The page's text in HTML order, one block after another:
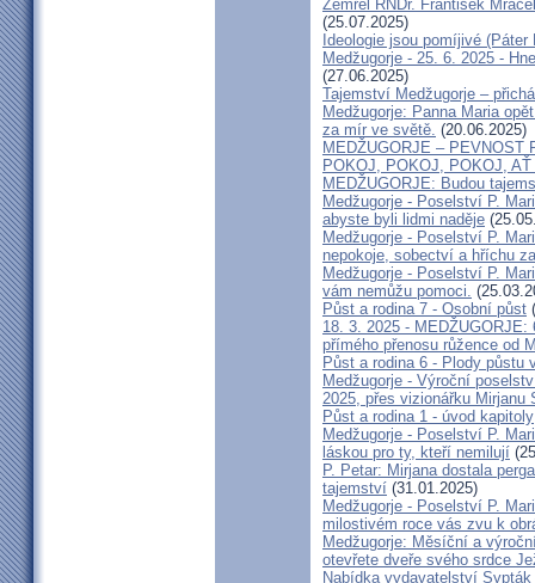
Zemřel RNDr. František
(25.07.2025)
Ideologie jsou pomíjivé
Medžugorje - 25. 6. 2025 -
(27.06.2025)
Tajemství Medžugorje –
Medžugorje: Panna Maria
za mír ve světě. (20.06.2025)
MEDŽUGORJE – PEVNOST
POKOJ, POKOJ, POKOJ,
MEDŽUGORJE: Budou
Medžugorje - Poselství P.
abyste byli lidmi naděje
Medžugorje - Poselství P.
nepokoje, sobectví a hříchu
Medžugorje - Poselství P.
vám nemůžu pomoci.
Půst a rodina 7 - Osobní půst
18. 3. 2025 -
přímého přenosu růžence od
Půst a rodina 6 - Plody půstu
Medžugorje - Výroční
2025, přes vizionářku Mirjanu
Půst a rodina 1 - úvod kapitoly
Medžugorje - Poselství P.
láskou pro ty, kteří nemilují
P. Petar: Mirjana dostala
tajemství (31.01.2025)
Medžugorje - Poselství P.
milostivém roce vás zvu k
Medžugorje: Měsíční a
otevřete dveře svého srdce
Nabídka vydavatelství